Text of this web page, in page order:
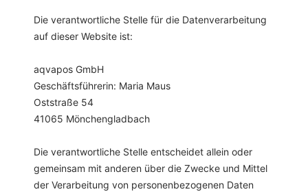
Die verantwortliche Stelle für die Datenverarbeitung
auf dieser Website ist:
aqvapos GmbH
Geschäftsführerin: Maria Maus
Oststraße 54
41065 Mönchengladbach
Die verantwortliche Stelle entscheidet allein oder
gemeinsam mit anderen über die Zwecke und Mittel
der Verarbeitung von personenbezogenen Daten